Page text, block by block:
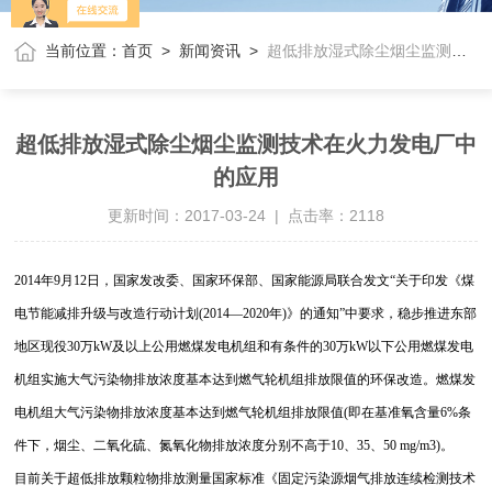
当前位置：首页 > 新闻资讯 > 超低排放湿式除尘烟尘监测技术在火力发电厂中的应用
超低排放湿式除尘烟尘监测技术在火力发电厂中
的应用
更新时间：2017-03-24 | 点击率：2118
2014年9月12日，国家发改委、国家环保部、国家能源局联合发文“关于印发《煤
电节能减排升级与改造行动计划(2014—2020年)》的通知”中要求，稳步推进东部
地区现役30万kW及以上公用燃煤发电机组和有条件的30万kW以下公用燃煤发电
机组实施大气污染物排放浓度基本达到燃气轮机组排放限值的环保改造。燃煤发
电机组大气污染物排放浓度基本达到燃气轮机组排放限值(即在基准氧含量6%条
件下，烟尘、二氧化硫、氮氧化物排放浓度分别不高于10、35、50 mg/m3)。
目前关于超低排放颗粒物排放测量国家标准《固定污染源烟气排放连续检测技术